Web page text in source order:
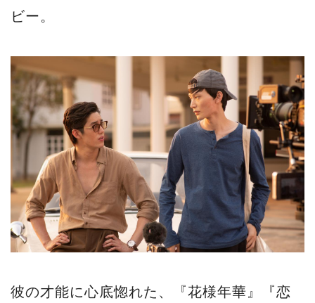
ビー。
彼の才能に心底惚れた、『花様年華』『恋